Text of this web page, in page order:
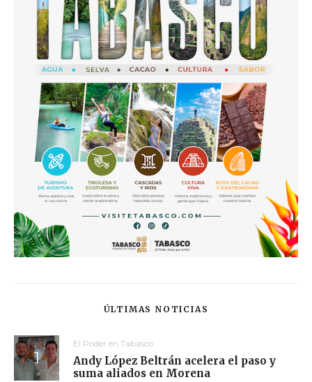
ÚLTIMAS NOTICIAS
El Poder en Tabasco
Andy López Beltrán acelera el paso y
suma aliados en Morena